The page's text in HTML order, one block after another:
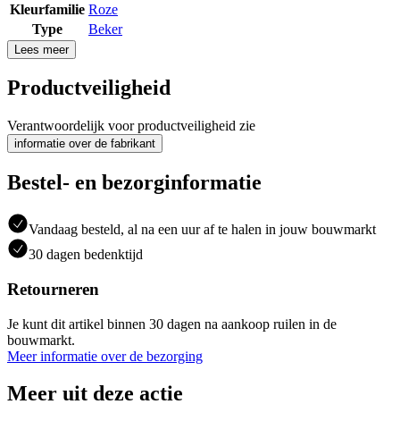
Kleurfamilie Roze
Type
Beker
Lees meer
Productveiligheid
Verantwoordelijk voor productveiligheid zie
informatie over de fabrikant
Bestel- en bezorginformatie
Vandaag besteld, al na een uur af te halen in jouw bouwmarkt
30 dagen bedenktijd
Retourneren
Je kunt dit artikel binnen 30 dagen na aankoop ruilen in de
bouwmarkt.
Meer informatie over de bezorging
Meer uit deze actie